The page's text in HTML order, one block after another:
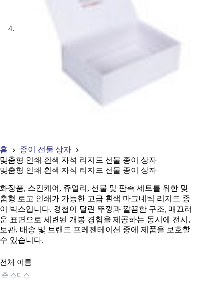
홈
종이 선물 상자
맞춤형 인쇄 흰색 자석 리지드 선물 종이 상자
맞춤형 인쇄 흰색 자석 리지드 선물 종이 상자
화장품, 스킨케어, 쥬얼리, 선물 및 판촉 세트를 위한 맞
춤형 로고 인쇄가 가능한 고급 흰색 마그네틱 리지드 종
이 박스입니다. 경첩이 달린 뚜껑과 깔끔한 구조, 매끄러
운 표면으로 세련된 개봉 경험을 제공하는 동시에 전시,
보관, 배송 및 브랜드 프레젠테이션 중에 제품을 보호할
수 있습니다.
전체 이름